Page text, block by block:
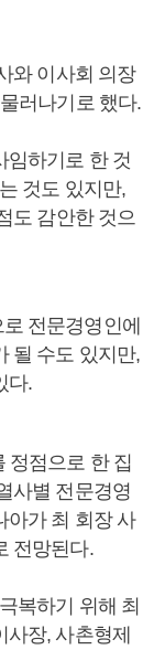
와 이사회 의장
러나기로 했다.
임하기로 한 것
것도 있지만,
도 감안한 것으
전문경영인에
될 수도 있지만,
다.
정점으로 한 집
사별 전문경영
아가 최 회장 사
전망된다.
복하기 위해 최
장, 사촌형제